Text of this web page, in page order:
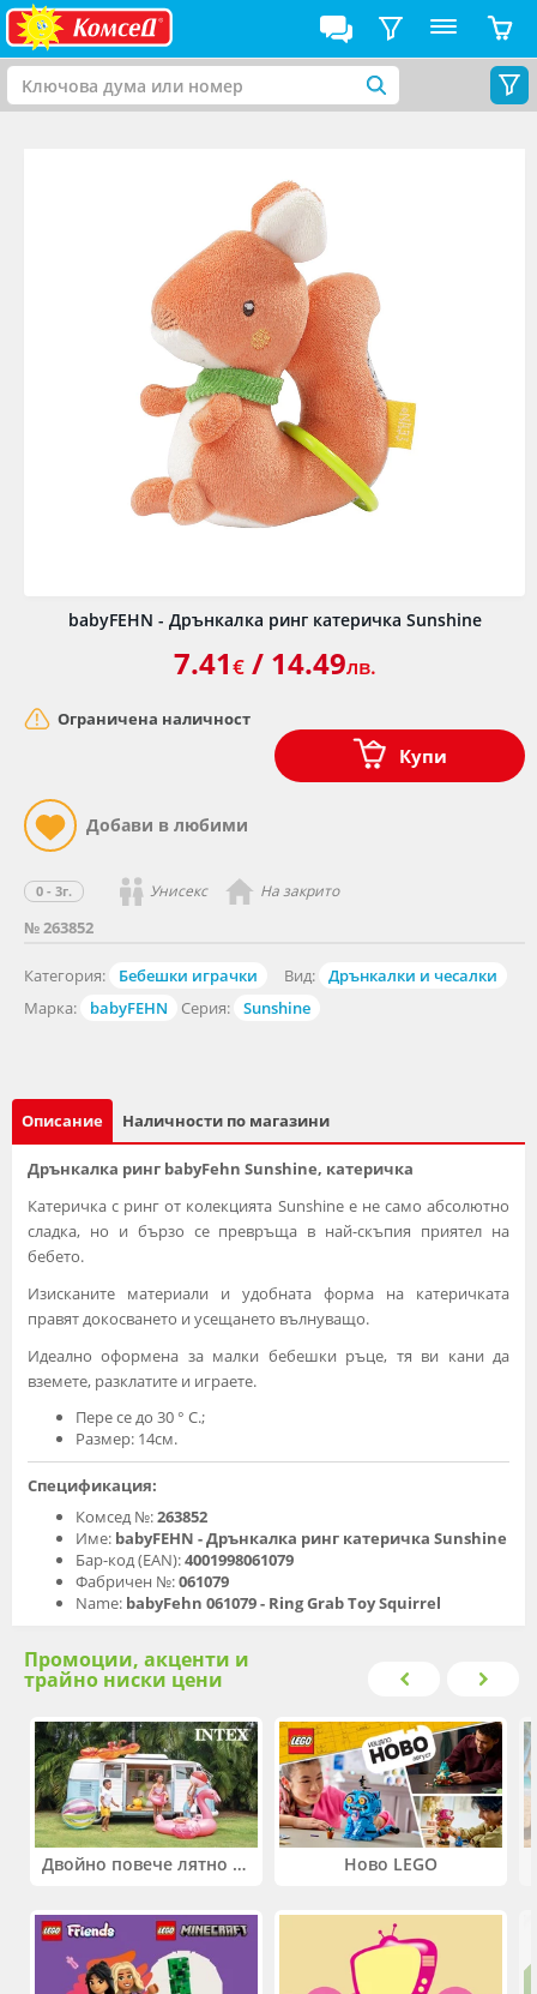
babyFEHN - Дрънкалка ринг катеричка Sunshine
№ 263852
Категория: Бебешки играчки Вид:
Дрънкалки и чесалки
Марка:
babyFEHN Серия: Sunshine
0 - 3г. Унисекс На закрито
7.41€/ 14.49лв.
Ограничена наличност
Купи
Описание Наличности по магазини
Дрънкалка ринг babyFehn Sunshine, катеричка
Катеричка с ринг от колекцията Sunshine е не само абсолютно
сладка, но и бързо се превръща в най-скъпия приятел на
бебето.
Изисканите материали и удобната форма на катеричката
правят докосването и усещането вълнуващо.
Идеално оформена за малки бебешки ръце, тя ви кани да
вземете, разклатите и играете.
Пере се до 30 ° C.;
Размер: 14см.
Спецификация:
Комсед №:263852
Име: babyFEHN - Дрънкалка ринг катеричка Sunshine
Бар-код (EAN):4001998061079
Фабричен №:061079
Name: babyFehn 061079 - Ring Grab Toy Squirrel
Промоции, акценти и
трайно ниски цени
Двойно повече лятно забавление! Купи 2 продукта INTEX и вземи -33% Ново LEGO